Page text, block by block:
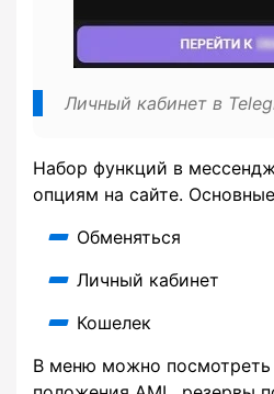
Личный кабинет в
Набор функций в
опциям на сайте.
Обменяться
Личный кабинет
Кошелек
В меню можно посмотреть